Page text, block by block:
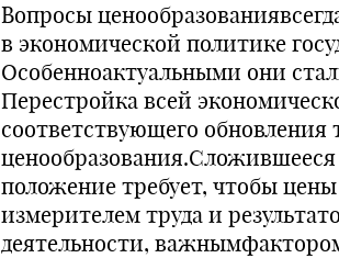
Вопросы
в экономической политике
Особенноактуальными они
Перестройка всей
соответствующего
ценообразования.Сложившееся
положение требует, чтобы
измерителем труда и
деятельности,